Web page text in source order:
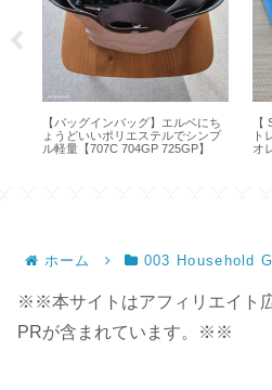
【バッグインバッグ】エルベにち
ょうどいいポリエステルでシンプ
ル軽量【707C 704GP 725GP】
【
ト
オ
ホーム 003 Household
※※本サイトはアフィリエイト
PRが含まれています。※※